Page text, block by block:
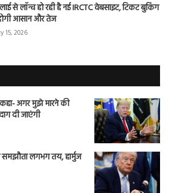
से लॉन्च हो रही है नई IRCTC वेबसाइट, टिकट बुकिंग
आसान और तेज
15, 2026
अगर मुझे मारने की
दी जाएंगी
समझौता लगभग तय, हार्मुज